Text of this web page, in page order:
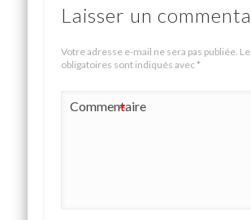
Laisser un
Votre adresse e-mail ne sera pas publiée.
obligatoires sont indiqués avec*
Commentaire
*